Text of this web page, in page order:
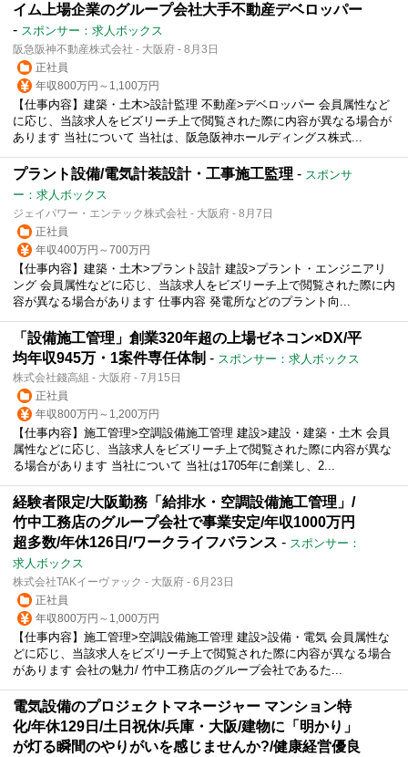
イム上場企業のグループ会社大手不動産デベロッパー
- スポンサー：求人ボックス
阪急阪神不動産株式会社 - 大阪府 - 8月3日
正社員
年収800万円～1,100万円
【仕事内容】建築・土木>設計監理 不動産>デベロッパー 会員属性など
に応じ、当該求人をビズリーチ上で閲覧された際に内容が異なる場合が
あります 当社について 当社は、阪急阪神ホールディングス株式...
プラント設備/電気計装設計・工事施工監理 - スポンサ
ー：求人ボックス
ジェイパワー・エンテック株式会社 - 大阪府 - 8月7日
正社員
年収400万円～700万円
【仕事内容】建築・土木>プラント設計 建設>プラント・エンジニアリ
ング 会員属性などに応じ、当該求人をビズリーチ上で閲覧された際に内
容が異なる場合があります 仕事内容 発電所などのプラント向...
「設備施工管理」創業320年超の上場ゼネコン×DX/平
均年収945万・1案件専任体制 - スポンサー：求人ボックス
株式会社錢高組 - 大阪府 - 7月15日
正社員
年収800万円～1,200万円
【仕事内容】施工管理>空調設備施工管理 建設>建設・建築・土木 会員
属性などに応じ、当該求人をビズリーチ上で閲覧された際に内容が異な
る場合があります 当社について 当社は1705年に創業し、2...
経験者限定/大阪勤務「給排水・空調設備施工管理」/
竹中工務店のグループ会社で事業安定/年収1000万円
超多数/年休126日/ワークライフバランス - スポンサー：
求人ボックス
株式会社TAKイーヴァック - 大阪府 - 6月23日
正社員
年収800万円～1,000万円
【仕事内容】施工管理>空調設備施工管理 建設>設備・電気 会員属性な
どに応じ、当該求人をビズリーチ上で閲覧された際に内容が異なる場合
があります 会社の魅力/ 竹中工務店のグループ会社であるた...
電気設備のプロジェクトマネージャー マンション特
化/年休129日/土日祝休/兵庫・大阪/建物に「明かり」
が灯る瞬間のやりがいを感じませんか?/健康経営優良